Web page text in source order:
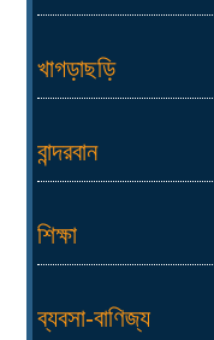
খাগড়াছড়ি
বান্দরবান
শিক্ষা
ব্যবসা-বাণিজ্য